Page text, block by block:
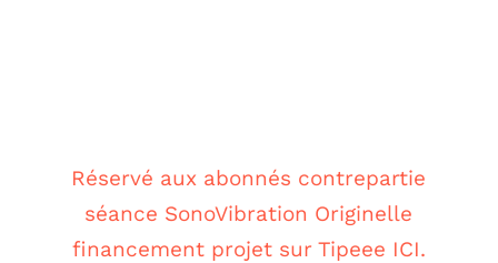
Réservé aux abonnés contrepartie
séance SonoVibration Originelle
financement projet sur Tipeee ICI.